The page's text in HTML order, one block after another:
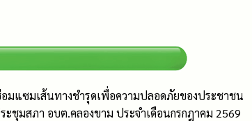
แซมเส้นทางชำรุดเพื่อความปลอดภัยของประชาชน
ชุมสภา อบต.คลองขาม ประจำเดือนกรกฎาคม 2569